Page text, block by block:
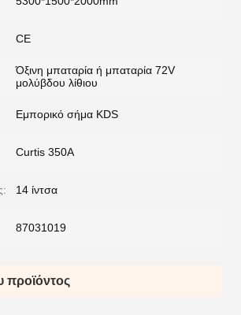
CE
Όξινη μπαταρία ή μπαταρία 72V
μολύβδου λίθιου
Εμπορικό σήμα KDS
Curtis 350A
14 ίντσα
87031019
προϊόντος